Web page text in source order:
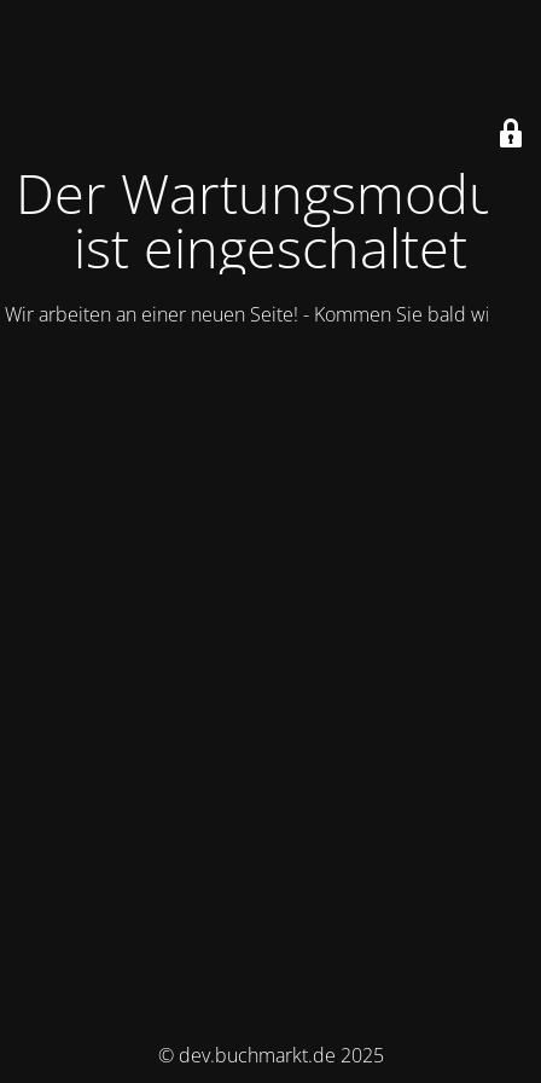
Der Wartungsmodus
ist eingeschaltet
Wir arbeiten an einer neuen Seite! - Kommen Sie bald wieder.
© dev.buchmarkt.de 2025